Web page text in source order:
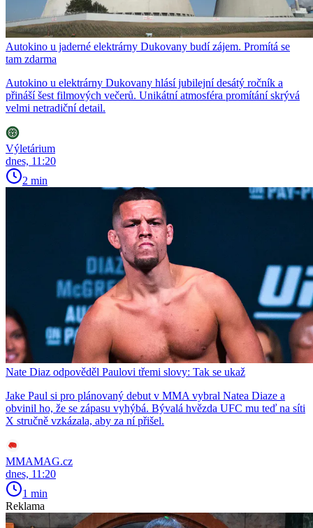
Autokino u jaderné elektrárny Dukovany budí zájem. Promítá se
tam zdarma
Autokino u elektrárny Dukovany hlásí jubilejní desátý ročník a
přináší šest filmových večerů. Unikátní atmosféra promítání skrývá
velmi netradiční detail.
Výletárium
dnes, 11:20
2 min
Nate Diaz odpověděl Paulovi třemi slovy: Tak se ukaž
Jake Paul si pro plánovaný debut v MMA vybral Natea Diaze a
obvinil ho, že se zápasu vyhýbá. Bývalá hvězda UFC mu teď na síti
X stručně vzkázala, aby za ní přišel.
MMAMAG.cz
dnes, 11:20
1 min
Reklama